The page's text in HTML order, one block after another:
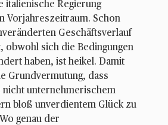
italienische Regierung
Vorjahreszeitraum. Schon
Geschäftsverlauf
obwohl sich die Bedingungen
haben, ist heikel. Damit
Grundvermutung, dass
nicht unternehmerischem
bloß unverdientem Glück zu
genau der